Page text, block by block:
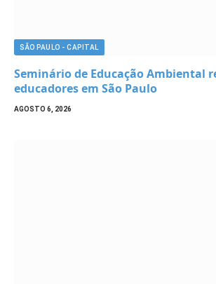
SÃO PAULO - CAPITAL
Seminário de Educação Ambiental
educadores em São Paulo
AGOSTO 6, 2026